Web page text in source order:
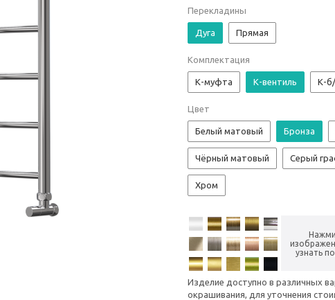
Перекладины
Дуга Прямая
Комплектация
К-муфта К-вентиль К-
Цвет
Белый матовый Бронза
Чёрный матовый Серый
Хром
узнать
Изделие доступно в различных
окрашивания, для уточнения